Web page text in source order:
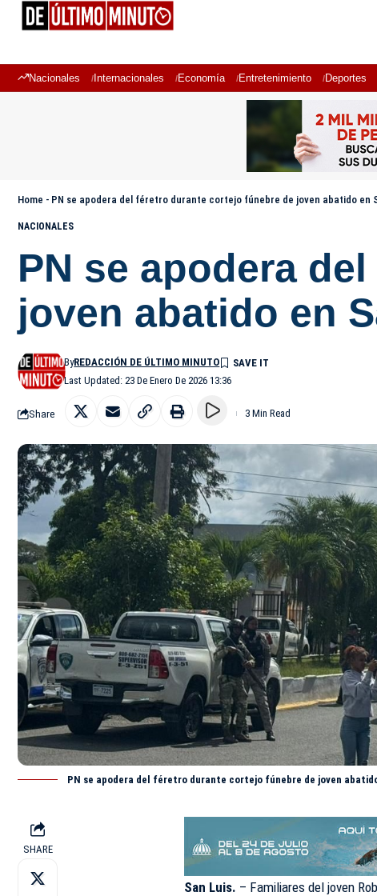
Nacionales Internacionales Economía Entretenimiento Deportes
Home - PN se apodera del féretro durante cortejo fúnebre de joven abatido en
NACIONALES
PN se apodera
joven abatido en
Last Updated: 23 De Enero De 2026 13:36
ByREDACCIÓN DE ÚLTIMO MINUTO
Share 3 Min Read
PN se apodera del féretro durante cortejo fúnebre de joven
SHARE
San Luis. – Familiares del joven